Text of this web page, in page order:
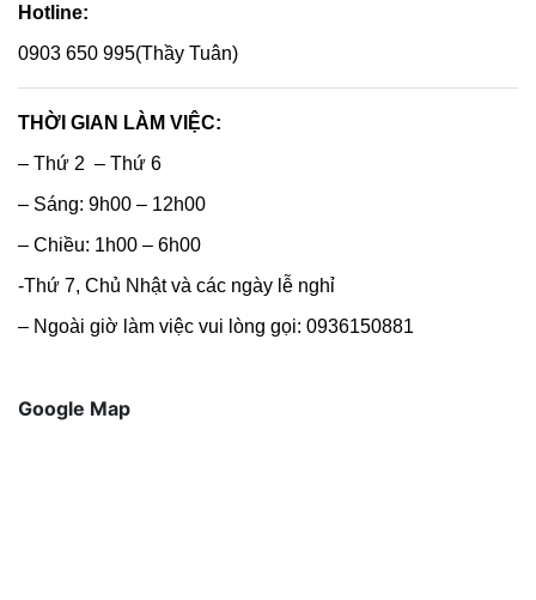
Hotline:
0903 650 995(Thầy Tuân)
THỜI GIAN LÀM VIỆC:
– Thứ 2 – Thứ 6
– Sáng: 9h00 – 12h00
– Chiều: 1h00 – 6h00
-Thứ 7, Chủ Nhật và các ngày lễ nghỉ
– Ngoài giờ làm việc vui lòng gọi: 0936150881
Google Map